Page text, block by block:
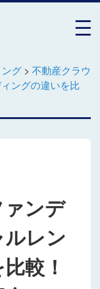
グ> 不動産クラウ
ングの違いを比
ンデ
レン
較！